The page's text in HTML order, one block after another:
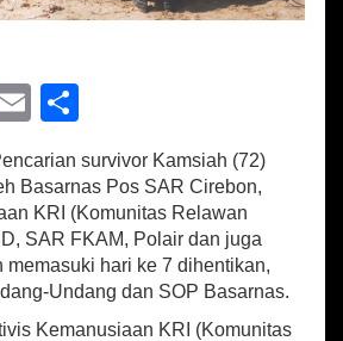
E
m
ai
l
ar
e
survivor Kamsiah (72)
Basarnas Pos SAR Cirebon,
KRI (Komunitas Relawan
SAR FKAM, Polair dan juga
memasuki hari ke 7 dihentikan,
Undang dan SOP Basarnas.
Kemanusiaan KRI (Komunitas